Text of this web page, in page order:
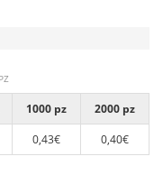
1000 pz
2000 pz
0,43€ 0,40€